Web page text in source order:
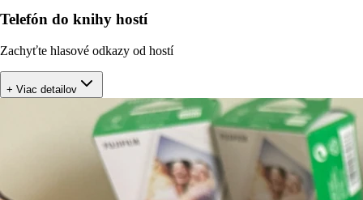
Telefón do knihy hostí
Zachyťte hlasové odkazy od hostí
+ Viac detailov